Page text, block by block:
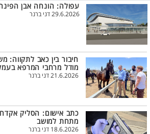
עפולה: הונחה אבן
29.6.2026 דני ברנר
חיבור בין כאב לתקווה:
מודל מרחבי המרפא
21.6.2026 דני ברנר
כתב אישום: הסליק
מתחת למושב
18.6.2026 דני ברנר